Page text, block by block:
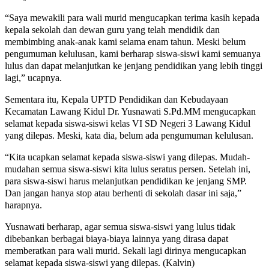
“Saya mewakili para wali murid mengucapkan terima kasih kepada
kepala sekolah dan dewan guru yang telah mendidik dan
membimbing anak-anak kami selama enam tahun. Meski belum
pengumuman kelulusan, kami berharap siswa-siswi kami semuanya
lulus dan dapat melanjutkan ke jenjang pendidikan yang lebih tinggi
lagi,” ucapnya.
Sementara itu, Kepala UPTD Pendidikan dan Kebudayaan
Kecamatan Lawang Kidul Dr. Yusnawati S.Pd.MM mengucapkan
selamat kepada siswa-siswi kelas VI SD Negeri 3 Lawang Kidul
yang dilepas. Meski, kata dia, belum ada pengumuman kelulusan.
“Kita ucapkan selamat kepada siswa-siswi yang dilepas. Mudah-
mudahan semua siswa-siswi kita lulus seratus persen. Setelah ini,
para siswa-siswi harus melanjutkan pendidikan ke jenjang SMP.
Dan jangan hanya stop atau berhenti di sekolah dasar ini saja,”
harapnya.
Yusnawati berharap, agar semua siswa-siswi yang lulus tidak
dibebankan berbagai biaya-biaya lainnya yang dirasa dapat
memberatkan para wali murid. Sekali lagi dirinya mengucapkan
selamat kepada siswa-siswi yang dilepas. (Kalvin)